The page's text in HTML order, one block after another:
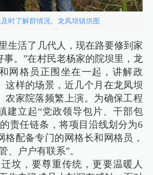
及时了解群情况。龙凤坝镇供图
生活了几代人，现在路要修到家
事。”在村民老杨家的院坝里，龙
网格员正围坐在一起，讲解政
这样的场景，近几个月在龙凤坝
农家院落频繁上演。为确保工程
建立起“党政领导包片、干部包
责任链条，将项目沿线划分为6
格配备专门的网格长和网格员，
、户户有联系”。
坟，要尊重传统，更要温暖人